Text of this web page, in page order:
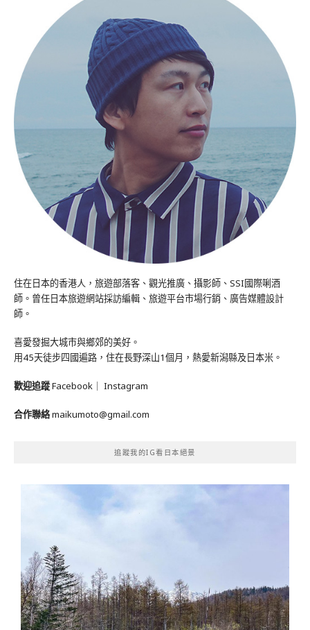
住在日本的香港人，旅遊部落客、觀光推廣、攝影師、SSI國際唎酒
師。曾任日本旅遊網站採訪編輯、旅遊平台市場行銷、廣告媒體設計
師。
喜愛發掘大城市與鄉郊的美好。
用45天徒步四國遍路，住在長野深山1個月，熱愛新潟縣及日本米。
歡迎追蹤Facebook ｜ Instagram
合作聯絡maikumoto@gmail.com
追蹤我的IG看日本絕景